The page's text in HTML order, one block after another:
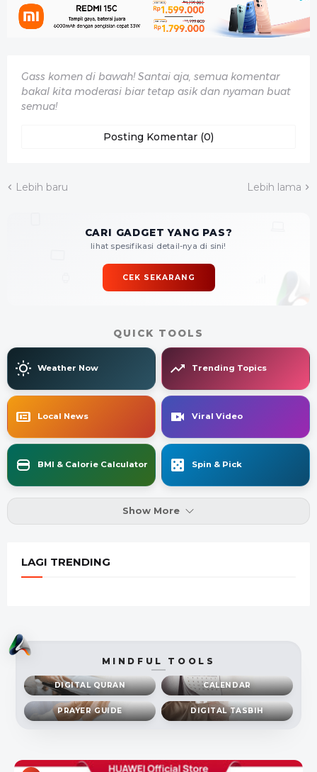
Gass komen di bawah! Santai aja, semua komentar
bakal kita moderasi biar tetap asik dan nyaman buat
semua!
Posting Komentar (0)
Lebih baru Lebih lama
CARI GADGET YANG PAS?
lihat spesifikasi detail-nya di sini!
CEK SEKARANG
QUICK TOOLS
Weather Now Trending Topics
Local News Viral Video
BMI & Calorie Calculator Spin & Pick
Show More
LAGI TRENDING
MINDFUL TOOLS
DIGITAL QURAN CALENDAR
PRAYER GUIDE DIGITAL TASBIH